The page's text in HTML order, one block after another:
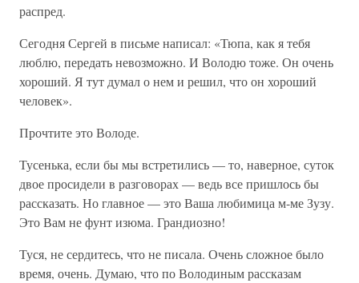
распред.
Сегодня Сергей в письме написал: «Тюпа, как я тебя
люблю, передать невозможно. И Володю тоже. Он очень
хороший. Я тут думал о нем и решил, что он хороший
человек».
Прочтите это Володе.
Тусенька, если бы мы встретились — то, наверное, суток
двое просидели в разговорах — ведь все пришлось бы
рассказать. Но главное — это Ваша любимица м-ме Зузу.
Это Вам не фунт изюма. Грандиозно!
Туся, не сердитесь, что не писала. Очень сложное было
время, очень. Думаю, что по Володиным рассказам